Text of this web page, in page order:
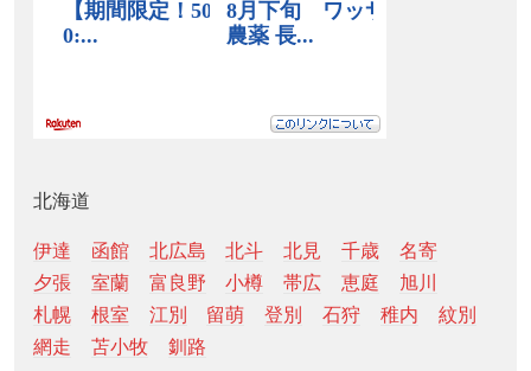
北海道
伊達 函館 北広島 北斗 北見 千歳
名寄
夕張
室蘭 富良野 小樽 帯広 恵庭
旭川
札幌
根室 江別 留萌 登別 石狩 稚内
紋別
網走
苫小牧 釧路